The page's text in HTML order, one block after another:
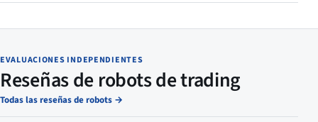
EVALUACIONES INDEPENDIENTES
Reseñas de robots de trading
Todas las reseñas de robots →